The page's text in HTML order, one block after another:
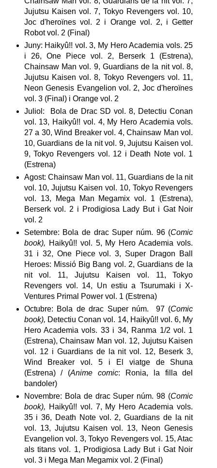
Jujutsu Kaisen vol. 7, Tokyo Revengers vol. 10,
Joc d'heroïnes vol. 2 i Orange vol. 2, i Getter
Robot vol. 2 (Final)
Juny: Haikyû!! vol. 3, My Hero Academia vols. 25
i 26, One Piece vol. 2, Berserk 1 (Estrena),
Chainsaw Man vol. 9, Guardians de la nit vol. 8,
Jujutsu Kaisen vol. 8, Tokyo Revengers vol. 11,
Neon Genesis Evangelion vol. 2, Joc d'heroïnes
vol. 3 (Final) i Orange vol. 2
Juliol: Bola de Drac SD vol. 8, Detectiu Conan
vol. 13, Haikyû!! vol. 4, My Hero Academia vols.
27 a 30, Wind Breaker vol. 4, Chainsaw Man vol.
10, Guardians de la nit vol. 9, Jujutsu Kaisen vol.
9, Tokyo Revengers vol. 12 i Death Note vol. 1
(Estrena)
Agost: Chainsaw Man vol. 11, Guardians de la nit
vol. 10, Jujutsu Kaisen vol. 10, Tokyo Revengers
vol. 13, Mega Man Megamix vol. 1 (Estrena),
Berserk vol. 2 i Prodigiosa Lady But i Gat Noir
vol. 2
Setembre: Bola de drac Super núm. 96 (Comic
book), Haikyû!! vol. 5, My Hero Academia vols.
31 i 32, One Piece vol. 3, Super Dragon Ball
Heroes: Missió Big Bang vol. 2, Guardians de la
nit vol. 11, Jujutsu Kaisen vol. 11, Tokyo
Revengers vol. 14, Un estiu a Tsurumaki i X-
Ventures Primal Power vol. 1 (Estrena)
Octubre: Bola de drac Super núm. 97 (Comic
book), Detectiu Conan vol. 14, Haikyû!! vol. 6, My
Hero Academia vols. 33 i 34, Ranma 1/2 vol. 1
(Estrena), Chainsaw Man vol. 12, Jujutsu Kaisen
vol. 12 i Guardians de la nit vol. 12, Beserk 3,
Wind Breaker vol. 5 i El viatge de Shuna
(Estrena) / (Anime comic: Ronia, la filla del
bandoler)
Novembre: Bola de drac Super núm. 98 (Comic
book), Haikyû!! vol. 7, My Hero Academia vols.
35 i 36, Death Note vol. 2, Guardians de la nit
vol. 13, Jujutsu Kaisen vol. 13, Neon Genesis
Evangelion vol. 3, Tokyo Revengers vol. 15, Atac
als titans vol. 1, Prodigiosa Lady But i Gat Noir
vol. 3 i Mega Man Megamix vol. 2 (Final)